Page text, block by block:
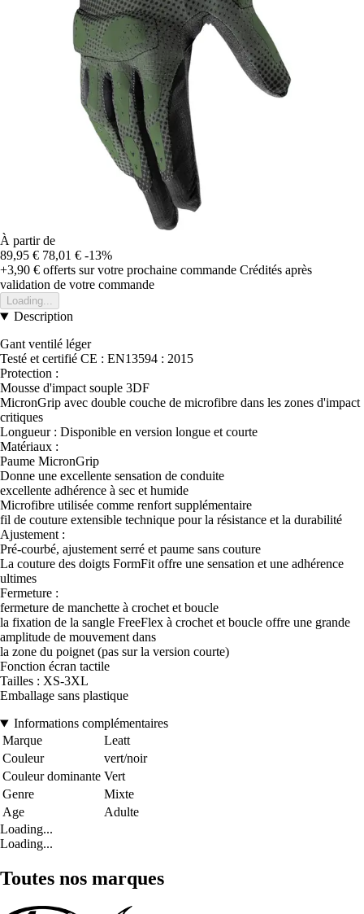
À partir de
89,95 € 78,01 € -13%
+3,90 € offerts sur votre prochaine commande Crédités après
validation de votre commande
Loading...
Description
Gant ventilé léger
Testé et certifié CE : EN13594 : 2015
Protection :
Mousse d'impact souple 3DF
MicronGrip avec double couche de microfibre dans les zones d'impact
critiques
Longueur : Disponible en version longue et courte
Matériaux :
Paume MicronGrip
Donne une excellente sensation de conduite
excellente adhérence à sec et humide
Microfibre utilisée comme renfort supplémentaire
fil de couture extensible technique pour la résistance et la durabilité
Ajustement :
Pré-courbé, ajustement serré et paume sans couture
La couture des doigts FormFit offre une sensation et une adhérence
ultimes
Fermeture :
fermeture de manchette à crochet et boucle
la fixation de la sangle FreeFlex à crochet et boucle offre une grande
amplitude de mouvement dans
la zone du poignet (pas sur la version courte)
Fonction écran tactile
Tailles : XS-3XL
Emballage sans plastique
Informations complémentaires
Marque
Leatt
Couleur
vert/noir
Couleur dominante Vert
Genre
Mixte
Age
Adulte
Loading...
Loading...
Toutes nos marques